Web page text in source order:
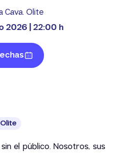
Cava. Olite
2026 | 22:00 h
el público. Nosotros, sus